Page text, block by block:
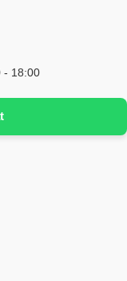
- 18:00